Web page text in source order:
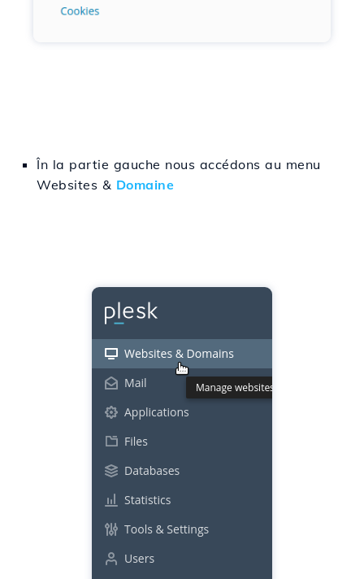
În la partie gauche nous accédons au menu
Websites & Domaine